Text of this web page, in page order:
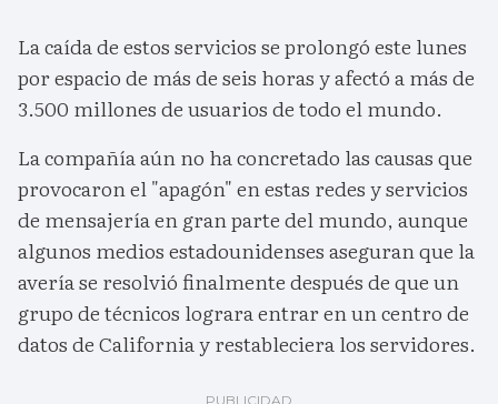
La caída de estos servicios se prolongó este lunes
por espacio de más de seis horas y afectó a más de
3.500 millones de usuarios de todo el mundo.
La compañía aún no ha concretado las causas que
provocaron el "apagón" en estas redes y servicios
de mensajería en gran parte del mundo, aunque
algunos medios estadounidenses aseguran que la
avería se resolvió finalmente después de que un
grupo de técnicos lograra entrar en un centro de
datos de California y restableciera los servidores.